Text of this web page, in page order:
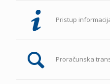
Pristup
Proračunska